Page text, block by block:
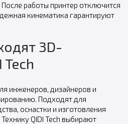
работы принтер отключится
кинематика гарантируют
3D-
Tech
инженеров, дизайнеров и
Подходят для
оснастки и изготовления
QIDI Tech выбирают